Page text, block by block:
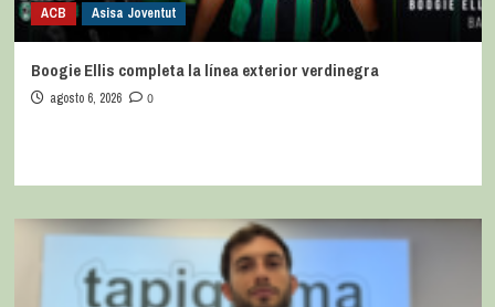
ACB Asisa Joventut
Boogie Ellis completa la línea exterior verdinegra
agosto 6, 2026 0